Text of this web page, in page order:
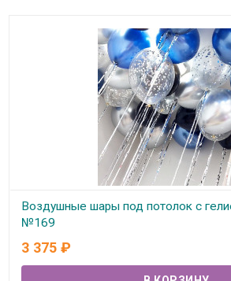
Воздушные шары под потолок с
№169
В наличии
3 375 ₽